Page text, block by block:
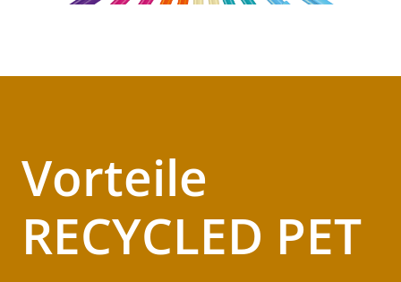
Vorteile
RECYCLED PET